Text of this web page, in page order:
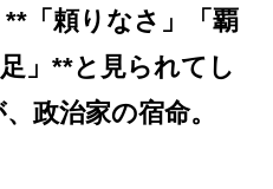
「頼りなさ」「覇
」**と見られてし
政治家の宿命。